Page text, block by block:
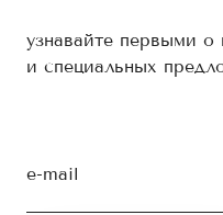
узнавайте первыми о
и специальных
e-mail